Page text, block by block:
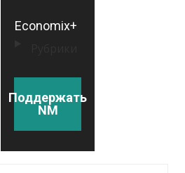
Economix+
Поддержать
NM